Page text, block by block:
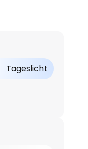
Tageslicht